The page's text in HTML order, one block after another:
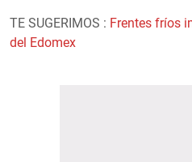
TE SUGERIMOS : Frentes fríos
del Edomex